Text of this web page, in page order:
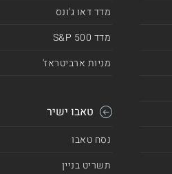
מדד דאו ג'ונס
מדד 500 S&P
מניות ארביטראז'
טאבו ישיר
נסח טאבו
תשריט בניין